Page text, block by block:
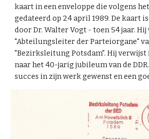
kaart in een enveloppe die volgens
gedateerd op 24 april 1989. De kaart
door Dr. Walter Vogt - toen 54 jaar. Hij
"Abteilungsleiter der Parteiorgane"
"Bezirksleitung Potsdam". Hij
naar het 40-jarig jubileum van de
succes in zijn werk gewenst en een